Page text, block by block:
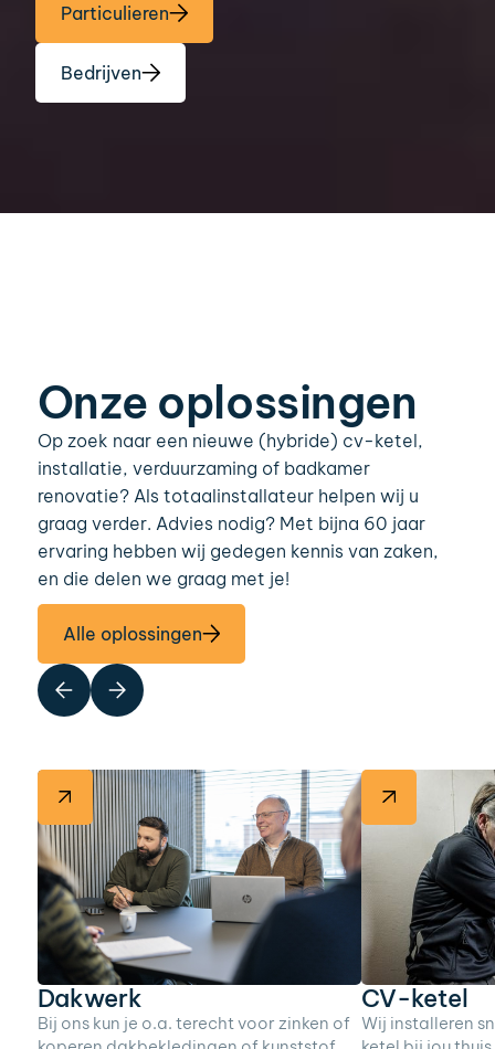
Particulieren
Bedrijven
Onze oplossingen
Op zoek naar een nieuwe (hybride) cv-ketel,
installatie, verduurzaming of badkamer
renovatie? Als totaalinstallateur helpen wij u
graag verder. Advies nodig? Met bijna 60 jaar
ervaring hebben wij gedegen kennis van zaken,
en die delen we graag met je!
Alle oplossingen
Dakwerk
Bij ons kun je o.a. terecht voor zinken of
CV-ketel
Wij installeren